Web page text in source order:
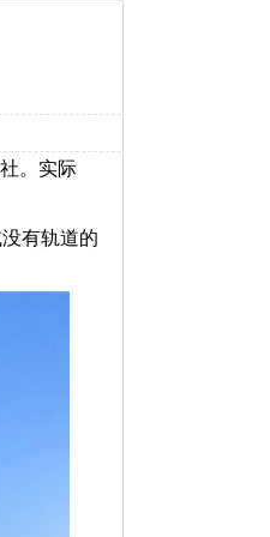
。实际
有轨道的